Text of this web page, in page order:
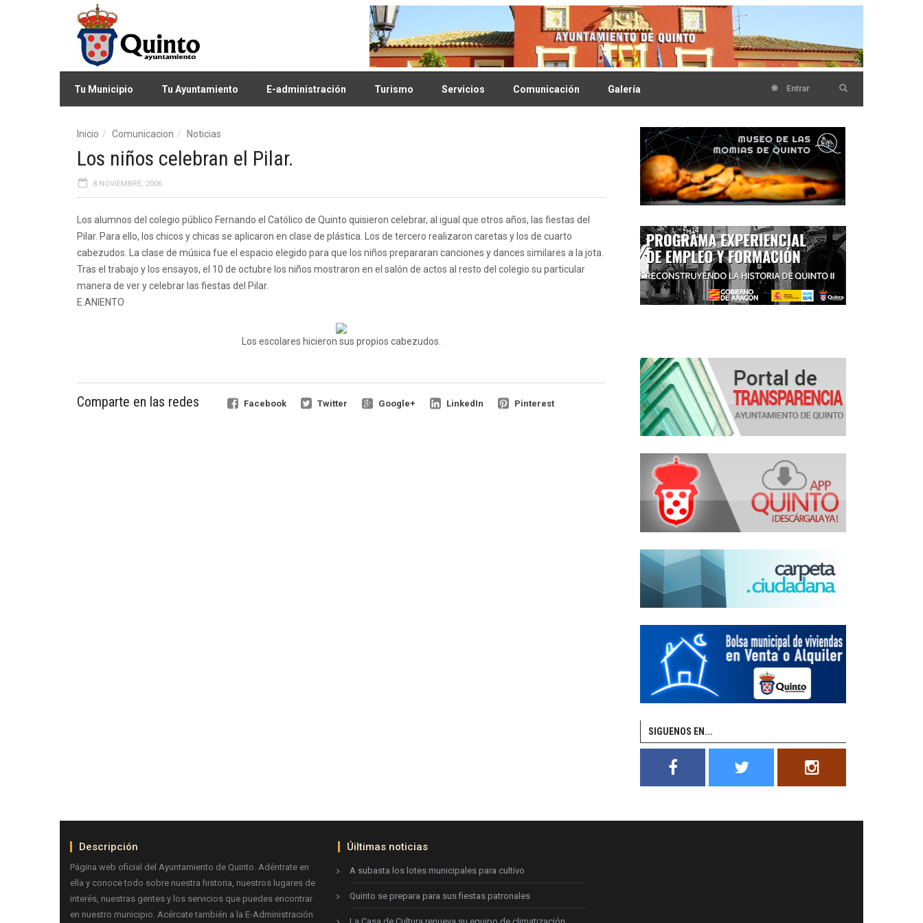
Tu Municipio Tu Ayuntamiento E-administración Turismo Servicios Comunicación Galería Entrar
Inicio Comunicacion Noticias
Los niños celebran el Pilar.
8 NOVIEMBRE, 2006
Los alumnos del colegio público Fernando el Católico de Quinto quisieron celebrar, al igual que otros años, las fiestas del
Pilar. Para ello, los chicos y chicas se aplicaron en clase de plástica. Los de tercero realizaron caretas y los de cuarto
cabezudos. La clase de música fue el espacio elegido para que los niños prepararan canciones y dances similares a la jota.
Tras el trabajo y los ensayos, el 10 de octubre los niños mostraron en el salón de actos al resto del colegio su particular
manera de ver y celebrar las fiestas del Pilar.
E.ANIENTO
Los escolares hicieron sus propios cabezudos.
Comparte en las redes Facebook Twitter Google+ LinkedIn Pinterest
SIGUENOS EN...
Descripción
Página web oficial del Ayuntamiento de Quinto. Adéntrate en
ella y conoce todo sobre nuestra historia, nuestros lugares de
interés, nuestras gentes y los servicios que puedes encontrar
en nuestro municipio. Acércate también a la E-Administración
Úiltimas noticias
A subasta los lotes municipales para cultivo
Quinto se prepara para sus fiestas patronales